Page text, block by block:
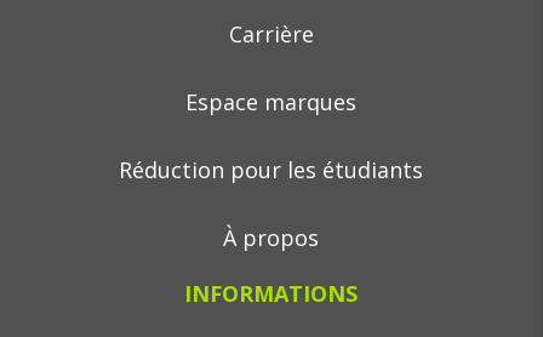
Carrière
Espace marques
Réduction pour les étudiants
À propos
INFORMATIONS